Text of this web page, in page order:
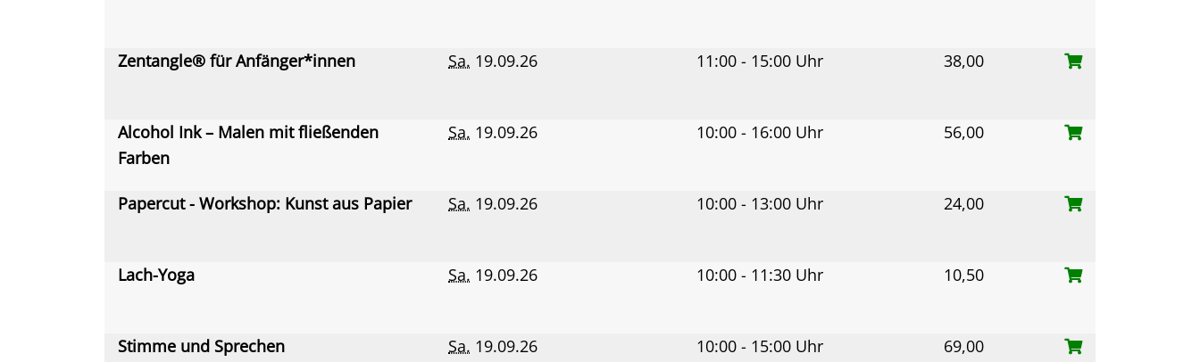
Zentangle® für Anfänger*innen Sa. 19.09.26 11:00 - 15:00 Uhr 38,00
Alcohol Ink – Malen mit fließenden
Farben
Sa. 19.09.26 10:00 - 16:00 Uhr 56,00
Papercut - Workshop: Kunst aus Papier Sa. 19.09.26 10:00 - 13:00 Uhr 24,00
Lach-Yoga Sa. 19.09.26 10:00 - 11:30 Uhr 10,50
Stimme und Sprechen Sa. 19.09.26 10:00 - 15:00 Uhr 69,00